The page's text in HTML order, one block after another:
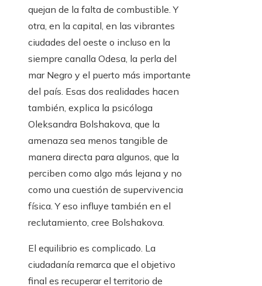
quejan de la falta de combustible. Y
otra, en la capital, en las vibrantes
ciudades del oeste o incluso en la
siempre canalla Odesa, la perla del
mar Negro y el puerto más importante
del país. Esas dos realidades hacen
también, explica la psicóloga
Oleksandra Bolshakova, que la
amenaza sea menos tangible de
manera directa para algunos, que la
perciben como algo más lejana y no
como una cuestión de supervivencia
física. Y eso influye también en el
reclutamiento, cree Bolshakova.
El equilibrio es complicado. La
ciudadanía remarca que el objetivo
final es recuperar el territorio de